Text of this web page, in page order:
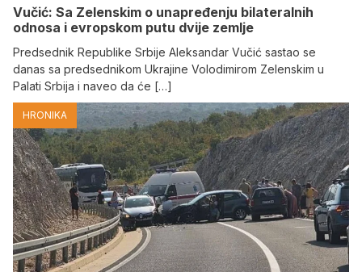
Vučić: Sa Zelenskim o unapređenju bilateralnih
odnosa i evropskom putu dvije zemlje
Predsednik Republike Srbije Aleksandar Vučić sastao se
danas sa predsednikom Ukrajine Volodimirom Zelenskim u
Palati Srbija i naveo da će […]
HRONIKA